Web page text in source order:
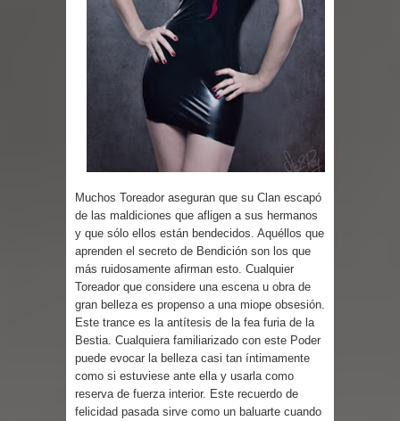
Parte 03: Una Piraña en el Bidé
Parte 02: Los Muertos Gobiernan a
los Vivos
Parte 01: Escondido a Plena Luz
Muchos Toreador aseguran que su Clan escapó
de las maldiciones que afligen a sus hermanos
y que sólo ellos están bendecidos. Aquéllos que
aprenden el secreto de Bendición son los que
más ruidosamente afirman esto. Cualquier
Toreador que considere una escena u obra de
gran belleza es propenso a una miope obsesión.
Este trance es la antítesis de la fea furia de la
Bestia. Cualquiera familiarizado con este Poder
puede evocar la belleza casi tan íntimamente
como si estuviese ante ella y usarla como
reserva de fuerza interior. Este recuerdo de
felicidad pasada sirve como un baluarte cuando